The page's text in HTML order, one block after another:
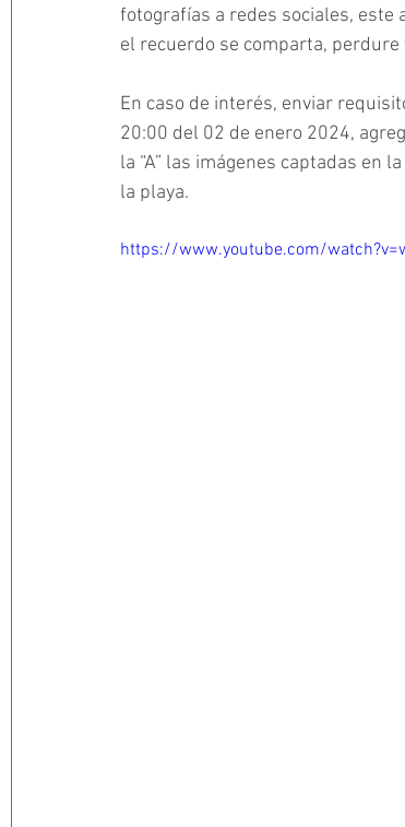
fotografías a redes sociales, este
el recuerdo se comparta,
En caso de interés, enviar
20:00 del 02 de enero 2024,
la “A” las imágenes captadas en
la playa.
https://www.youtube.com/